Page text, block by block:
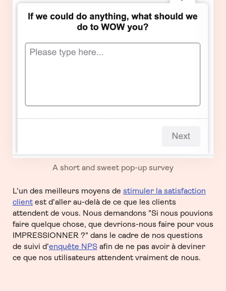
A short and sweet pop-up survey
L'un des meilleurs moyens de stimuler la satisfaction
clientest d'aller au-delà de ce que les clients
attendent de vous. Nous demandons "Si nous pouvions
faire quelque chose, que devrions-nous faire pour vous
IMPRESSIONNER ?" dans le cadre de nos questions
de suivi d'enquête NPSafin de ne pas avoir à deviner
ce que nos utilisateurs attendent vraiment de nous.